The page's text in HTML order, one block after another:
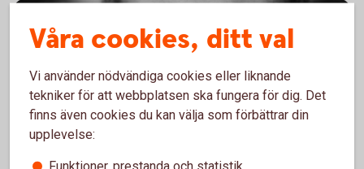
Våra cookies, ditt val
Vi använder nödvändiga cookies eller liknande
tekniker för att webbplatsen ska fungera för dig. Det
finns även cookies du kan välja som förbättrar din
upplevelse:
Funktioner, prestanda och statistik